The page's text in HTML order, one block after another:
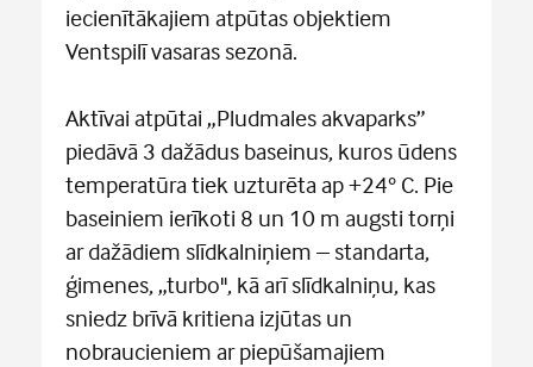
iecienītākajiem atpūtas objektiem
Ventspilī vasaras sezonā.
Aktīvai atpūtai „Pludmales akvaparks”
piedāvā 3 dažādus baseinus, kuros ūdens
temperatūra tiek uzturēta ap +24° C. Pie
baseiniem ierīkoti 8 un 10 m augsti torņi
ar dažādiem slīdkalniņiem – standarta,
ģimenes, „turbo", kā arī slīdkalniņu, kas
sniedz brīvā kritiena izjūtas un
nobraucieniem ar piepūšamajiem